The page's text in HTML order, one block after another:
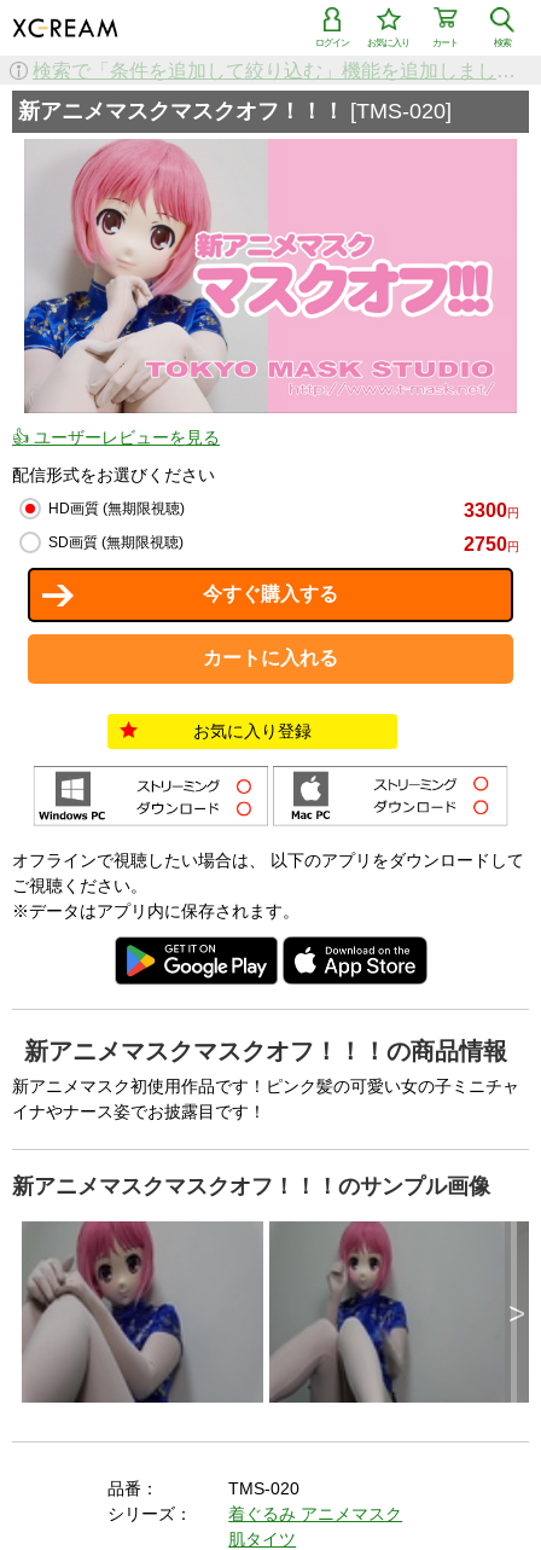
検索
カート
お気に入り
ログイン
検索で「条件を追加して絞り込む」機能を追加しました！
新アニメマスクマスクオフ！！！ [TMS-020]
👍 ユーザーレビューを見る
配信形式をお選びください
HD画質 (無期限視聴) 3300円
SD画質 (無期限視聴) 2750円
お気に入り登録
オフラインで視聴したい場合は、 以下のアプリをダウンロードして
ご視聴ください。
※データはアプリ内に保存されます。
新アニメマスクマスクオフ！！！の商品情報
新アニメマスク初使用作品です！ピンク髪の可愛い女の子ミニチャ
イナやナース姿でお披露目です！
新アニメマスクマスクオフ！！！のサンプル画像
>
品番：
TMS-020
シリーズ：
着ぐるみ アニメマスク
肌タイツ